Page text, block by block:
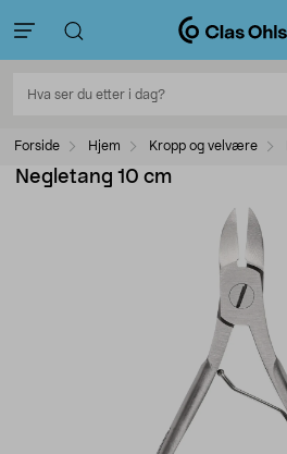
Forside Hjem Kropp og velvære
Negletang 10 cm